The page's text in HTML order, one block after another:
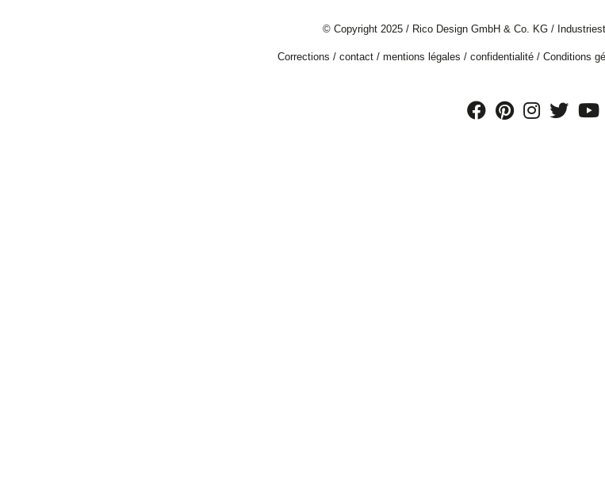
© Copyright 2025 / Rico Design GmbH & Co. KG /
Corrections / contact/ mentions légales / confidentialité/ Conditions